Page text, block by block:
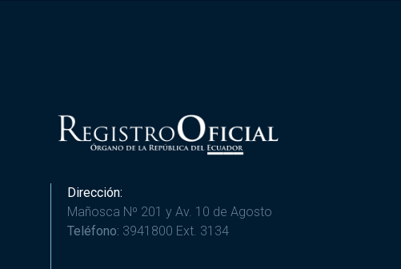
Dirección:
Mañosca Nº 201 y Av. 10 de Agosto
Teléfono: 3941800 Ext. 3134